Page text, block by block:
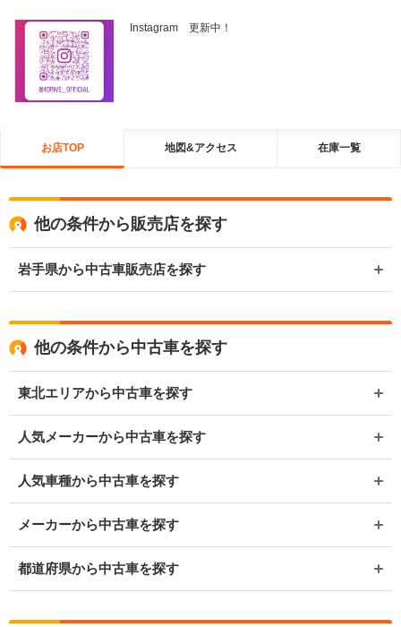
Instagram 更新中！
お店TOP 地図&アクセス 在庫一覧
他の条件から販売店を探す
岩手県から中古車販売店を探す
他の条件から中古車を探す
東北エリアから中古車を探す
人気メーカーから中古車を探す
人気車種から中古車を探す
メーカーから中古車を探す
都道府県から中古車を探す